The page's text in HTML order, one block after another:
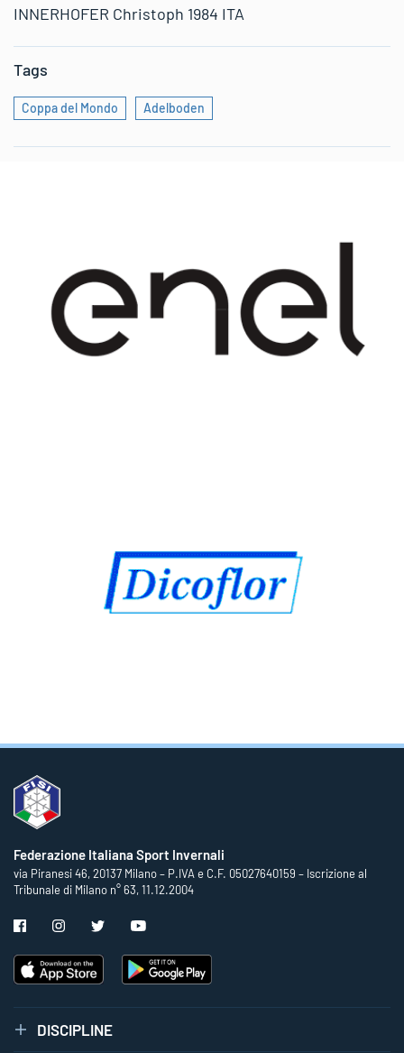
INNERHOFER Christoph 1984 ITA
Tags
Coppa del Mondo Adelboden
Federazione Italiana Sport Invernali
via Piranesi 46, 20137 Milano – P.IVA e C.F. 05027640159 – Iscrizione al
Tribunale di Milano n° 63, 11.12.2004
DISCIPLINE